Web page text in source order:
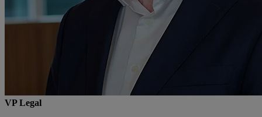
VP Legal